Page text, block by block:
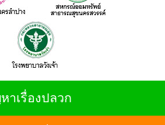
าเรื่องปลวก